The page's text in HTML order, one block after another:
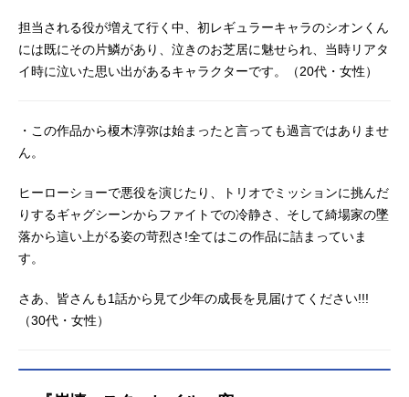
し、自身の力のみで生きていこうと
する主人公「新導クロノ」フェンシ
ングの英才教育を受けて育った、ク
戸っ子女子「安城トコハ」３人の主
「ギアクロニクル」この幻のデッキ
をクロノが手にしたことから、それ
まで交わることのなかった３人の運
ョン」彼ら３人の未来を待ち受ける
ト!!ヴァンガードスケジュール2014
年10月26日（日）～2015年10月4日
担当される役が増えて行く中、初レギュラーキャラのシオンくん
には既にその片鱗があり、泣きのお芝居に魅せられ、当時リアタ
イ時に泣いた思い出があるキャラクターです。（20代・女性）
・この作品から榎木淳弥は始まったと言っても過言ではありませ
ん。
ヒーローショーで悪役を演じたり、トリオでミッションに挑んだ
りするギャグシーンからファイトでの冷静さ、そして綺場家の墜
落から這い上がる姿の苛烈さ!全てはこの作品に詰まっていま
す。
さあ、皆さんも1話から見て少年の成長を見届けてください!!!
（30代・女性）